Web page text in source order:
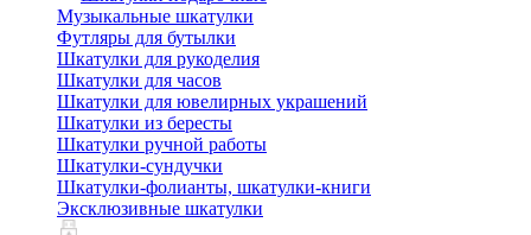
Музыкальные шкатулки
Футляры для бутылки
Шкатулки для рукоделия
Шкатулки для часов
Шкатулки для ювелирных украшений
Шкатулки из бересты
Шкатулки ручной работы
Шкатулки-сундучки
Шкатулки-фолианты, шкатулки-книги
Эксклюзивные шкатулки